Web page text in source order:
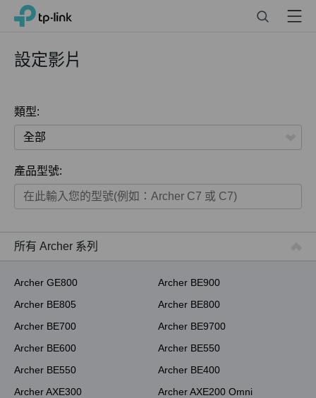
Click
navigation
TP-Link, Reliably Smart Menu
設定影片
類型:
全部
家用產品
商用產品
ISP用產品
產品型號:
所有 Archer 系列
Archer GE800
Archer BE900
Archer BE805
Archer BE800
Archer BE700
Archer BE9700
Archer BE600
Archer BE550
Archer BE550
Archer BE400
Archer AXE300
Archer AXE200 Omni